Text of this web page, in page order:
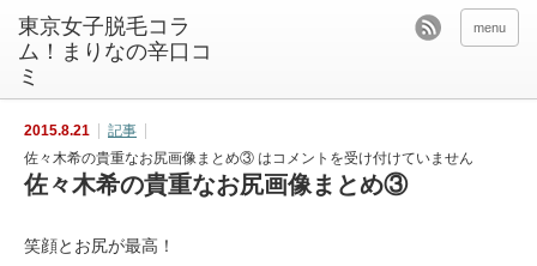
東京女子脱毛コラ
ム！まりなの辛口コ
ミ
menu
2015.8.21
記事
佐々木希の貴重なお尻画像まとめ③ はコメントを受け付けていません
佐々木希の貴重なお尻画像まとめ③
笑顔とお尻が最高！